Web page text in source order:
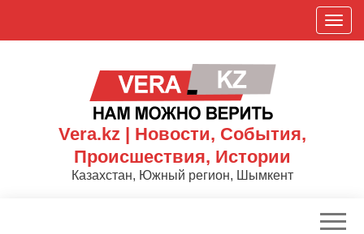
П
о
к
Vera.kz | Новости, События,
Происшествия, Истории
Казахстан, Южный регион, Шымкент